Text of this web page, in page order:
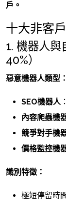
戶。
十大非客
1. 機器人
40%）
惡意機器人類型：
SEO機器人
內容爬蟲機
競爭對手機
價格監控機
識別特徵：
極短停留時